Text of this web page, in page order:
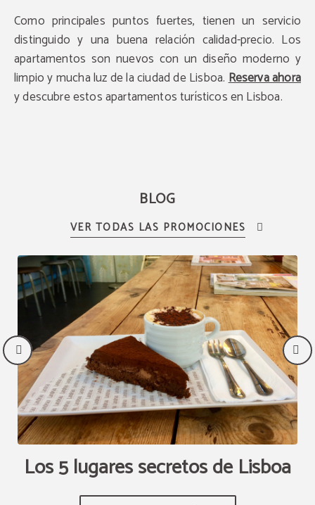
Como principales puntos fuertes, tienen un servicio
distinguido y una buena relación calidad-precio. Los
apartamentos son nuevos con un diseño moderno y
limpio y mucha luz de la ciudad de Lisboa.Reserva ahora
y descubre estos apartamentos turísticos en Lisboa.
BLOG
Los 5 lugares secretos de Lisboa